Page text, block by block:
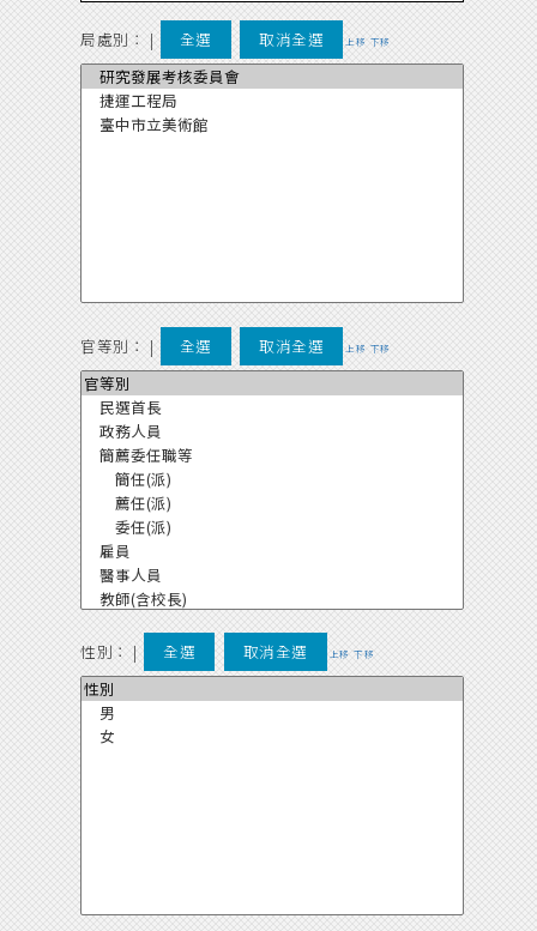
局處別： | 全選 取消全選 上移 下移
官等別： | 全選 取消全選 上移 下移
性別： | 全選 取消全選 上移 下移